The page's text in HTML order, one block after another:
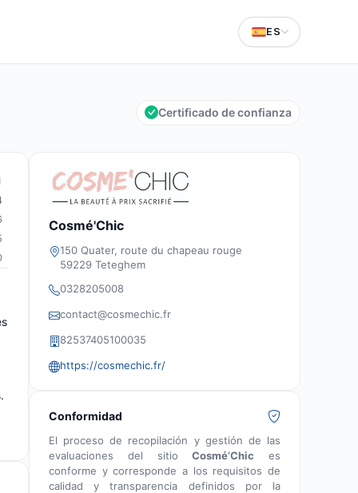
ES
Certificado de confianza
Cosmé'Chic
150 Quater, route du chapeau rouge
59229 Teteghem
0328205008
contact@cosmechic.fr
82537405100035
https://cosmechic.fr/
Conformidad
El proceso de recopilación y gestión de las
evaluaciones del sitioCosmé’Chic es
conforme y corresponde a los requisitos de
calidad y transparencia definidos por la